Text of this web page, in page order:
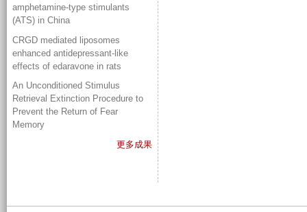
amphetamine-type stimulants
(ATS) in China
CRGD mediated liposomes
enhanced antidepressant-like
effects of edaravone in rats
An Unconditioned Stimulus
Retrieval Extinction Procedure to
Prevent the Return of Fear
Memory
更多成果